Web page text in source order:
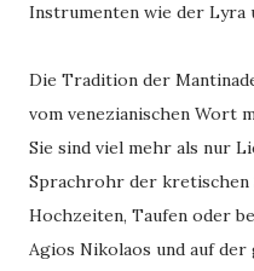
Instrumenten wie der Lyra
Die Tradition der
vom venezianischen Wort
Sie sind viel mehr als nur
Sprachrohr der kretischen
Hochzeiten, Taufen oder
Agios Nikolaos und auf der